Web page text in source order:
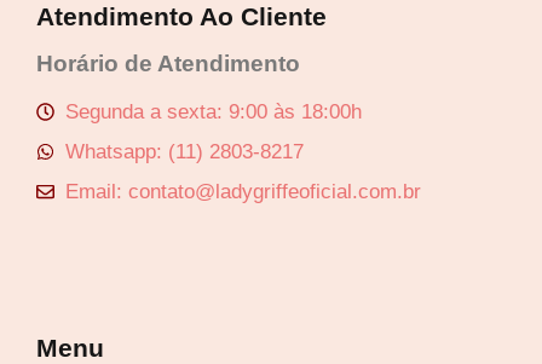
Atendimento Ao Cliente
Horário de Atendimento
Segunda a sexta: 9:00 às 18:00h
Whatsapp: (11) 2803-8217
Email: contato@ladygriffeoficial.com.br
Menu